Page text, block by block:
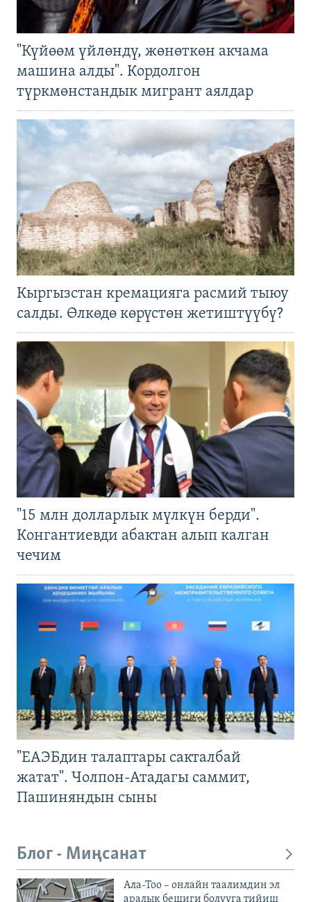
"Күйөөм үйлөндү, жөнөткөн акчама
машина алды". Кордолгон
түркмөнстандык мигрант аялдар
Кыргызстан кремацияга расмий тыюу
салды. Өлкөдө көрүстөн жетиштүүбү?
"15 млн долларлык мүлкүн берди".
Конгантиевди абактан алып калган
чечим
"ЕАЭБдин талаптары сакталбай
жатат". Чолпон-Атадагы саммит,
Пашиняндын сыны
Блог - Миңсанат
Ала-Тоо – онлайн таалимдин эл
аралык бешиги болууга тийиш